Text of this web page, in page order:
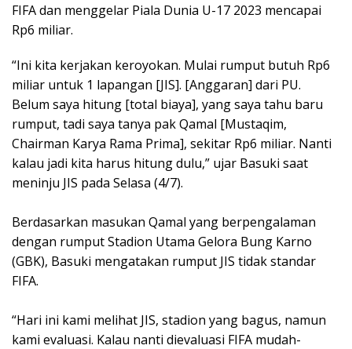
FIFA dan menggelar Piala Dunia U-17 2023 mencapai
Rp6 miliar.
“Ini kita kerjakan keroyokan. Mulai rumput butuh Rp6
miliar untuk 1 lapangan [JIS]. [Anggaran] dari PU.
Belum saya hitung [total biaya], yang saya tahu baru
rumput, tadi saya tanya pak Qamal [Mustaqim,
Chairman Karya Rama Prima], sekitar Rp6 miliar. Nanti
kalau jadi kita harus hitung dulu,” ujar Basuki saat
meninju JIS pada Selasa (4/7).
Berdasarkan masukan Qamal yang berpengalaman
dengan rumput Stadion Utama Gelora Bung Karno
(GBK), Basuki mengatakan rumput JIS tidak standar
FIFA.
“Hari ini kami melihat JIS, stadion yang bagus, namun
kami evaluasi. Kalau nanti dievaluasi FIFA mudah-